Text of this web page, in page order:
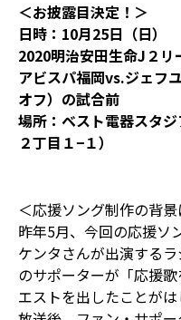
＜お披露目決定！＞
日時：10月25日（日）
2020明治安田生命J２リ
アビスパ福岡vs.ジェフ
オフ）の試合前
場所：ベスト電器スタ
２丁目１−１）
＜応援ソング制作の背
昨年5月、今回の応援ソ
ケンタさんが出演する
のサポーターが「応援
エストを出したことがは